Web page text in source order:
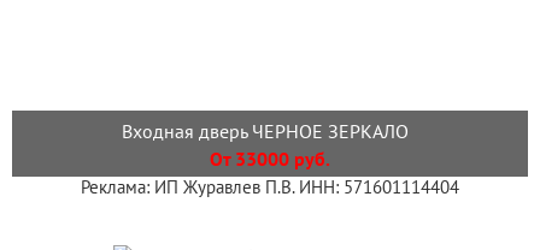
Входная дверь ЧЕРНОЕ ЗЕРКАЛО
От 33000 руб.
Реклама: ИП Журавлев П.В. ИНН: 571601114404